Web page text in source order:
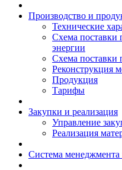
Производство и
Технические
Схема поставки
энергии
Схема поставки
Реконструкция
Продукция
Тарифы
Закупки и реализация
Управление
Реализация
Система менеджмента